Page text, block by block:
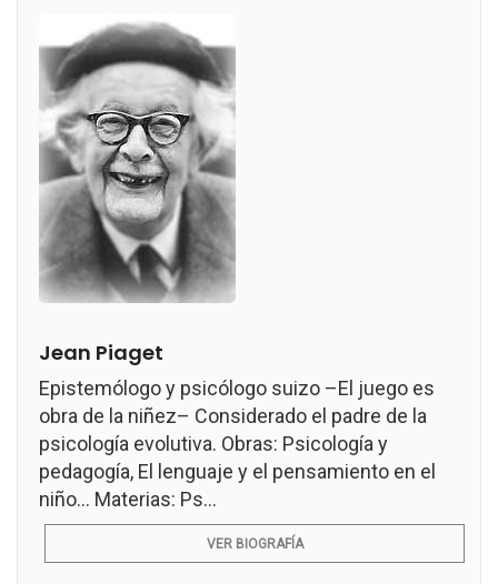
Jean Piaget
Epistemólogo y psicólogo suizo –El juego es
obra de la niñez– Considerado el padre de la
psicología evolutiva. Obras: Psicología y
pedagogía, El lenguaje y el pensamiento en el
niño... Materias: Ps...
VER BIOGRAFÍA